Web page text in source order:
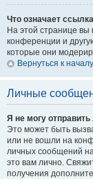
Что означает
На этой странице вы
конференции и
которые они
Вернуться к началу
Личные
Я не могу
Это может быть
или не вошли на
личных сообщений
это вам лично.
получения